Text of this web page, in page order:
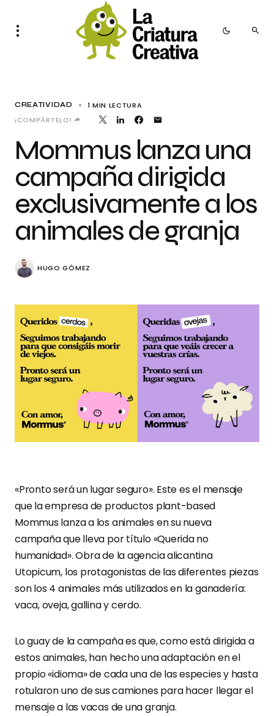
CREATIVIDAD
1 MIN LECTURA
¡COMPÁRTELO!
Mommus lanza una
campaña dirigida
exclusivamente a los
animales de granja
HUGO GÓMEZ
«Pronto será un lugar seguro». Este es el mensaje
que la empresa de productos plant-based
Mommus lanza a los animales en su nueva
campaña que lleva por título «Querida no
humanidad». Obra de la agencia alicantina
Utopicum, los protagonistas de las diferentes piezas
son los 4 animales más utilizados en la ganadería:
vaca, oveja, gallina y cerdo.
Lo guay de la campaña es que, como está dirigida a
estos animales, han hecho una adaptación en el
propio «idioma» de cada una de las especies y hasta
rotularon uno de sus camiones para hacer llegar el
mensaje a las vacas de una granja.